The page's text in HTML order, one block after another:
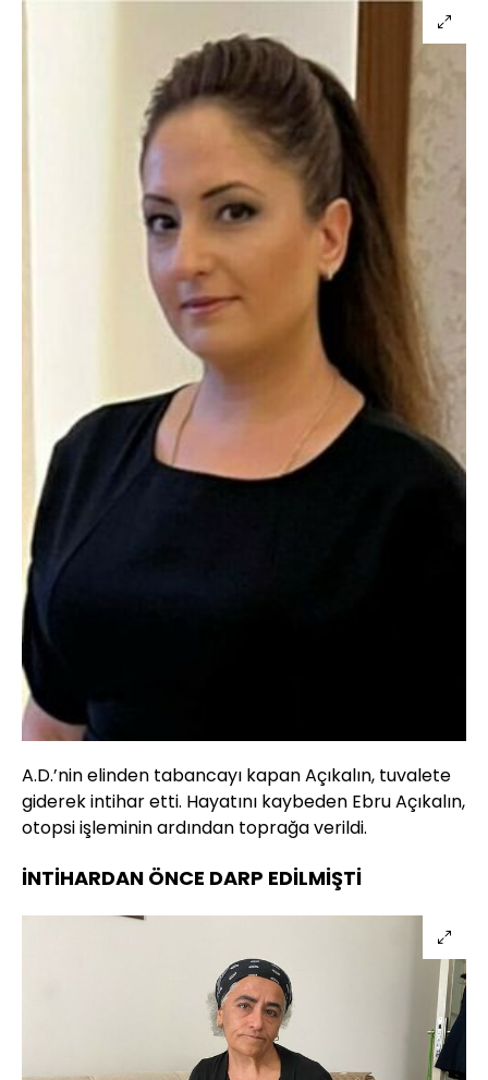
A.D.’nin elinden tabancayı kapan Açıkalın, tuvalete
giderek intihar etti. Hayatını kaybeden Ebru Açıkalın,
otopsi işleminin ardından toprağa verildi.
İNTİHARDAN ÖNCE DARP EDİLMİŞTİ